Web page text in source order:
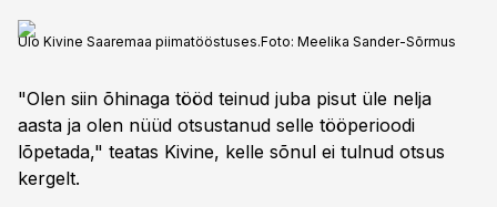
Ülo Kivine Saaremaa piimatööstuses.Foto: Meelika Sander-Sõrmus
"Olen siin õhinaga tööd teinud juba pisut üle nelja
aasta ja olen nüüd otsustanud selle tööperioodi
lõpetada," teatas Kivine, kelle sõnul ei tulnud otsus
kergelt.